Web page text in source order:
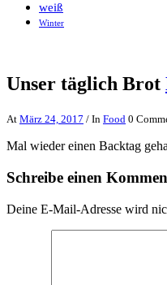
weiß
Winter
Unser täglich Brot
At März 24, 2017 / In Food 0
Mal wieder einen Backtag
Schreibe einen
Deine E-Mail-Adresse wird